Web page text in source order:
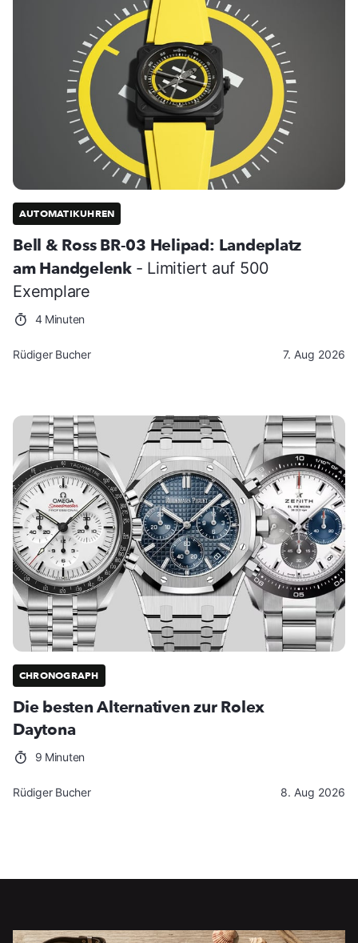
AUTOMATIKUHREN
Bell & Ross BR-03 Helipad: Landeplatz
am Handgelenk - Limitiert auf 500
Exemplare
4 Minuten
Rüdiger Bucher 7. Aug 2026
CHRONOGRAPH
Die besten Alternativen zur Rolex
Daytona
9 Minuten
Rüdiger Bucher 8. Aug 2026